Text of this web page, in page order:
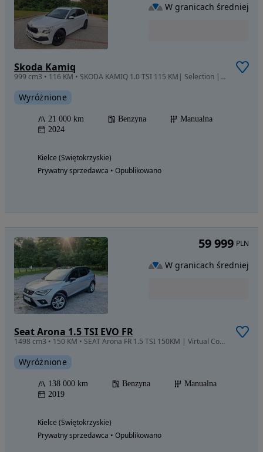
Skoda Kamiq
999 cm3 • 116 KM • SKODA KAMIQ 1.0 TSI 115 KM| Selection | LED | Kamera |ACC
Wyróżnione
21 000 km Benzyna
Manualna
2024
Kielce (Świętokrzyskie)
Prywatny sprzedawca • Opublikowano
W granicach średniej
Seat Arona 1.5 TSI EVO FR
1498 cm3 • 150 KM • SEAT Arona FR 1.5 TSI 150KM | Virtual Cockpit | Full LED | Hak
Wyróżnione
138 000 km Benzyna
Manualna
2019
Kielce (Świętokrzyskie)
Prywatny sprzedawca • Opublikowano
59 999 PLN
W granicach średniej